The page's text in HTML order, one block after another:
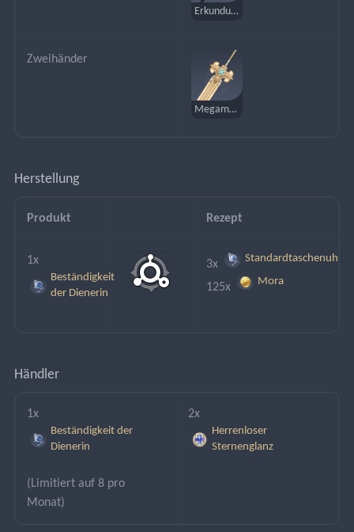
Erkundungsbohrer
Zweihänder
Megamagisches Schwert des ultimativen Oberherrn
Herstellung
Produkt Rezept
1x
Beständigkeit
der Dienerin
3x Standardtaschenuhr
125x Mora
Händler
1x
Beständigkeit der
Dienerin
(Limitiert auf 8 pro
Monat)
2x
Herrenloser
Sternenglanz